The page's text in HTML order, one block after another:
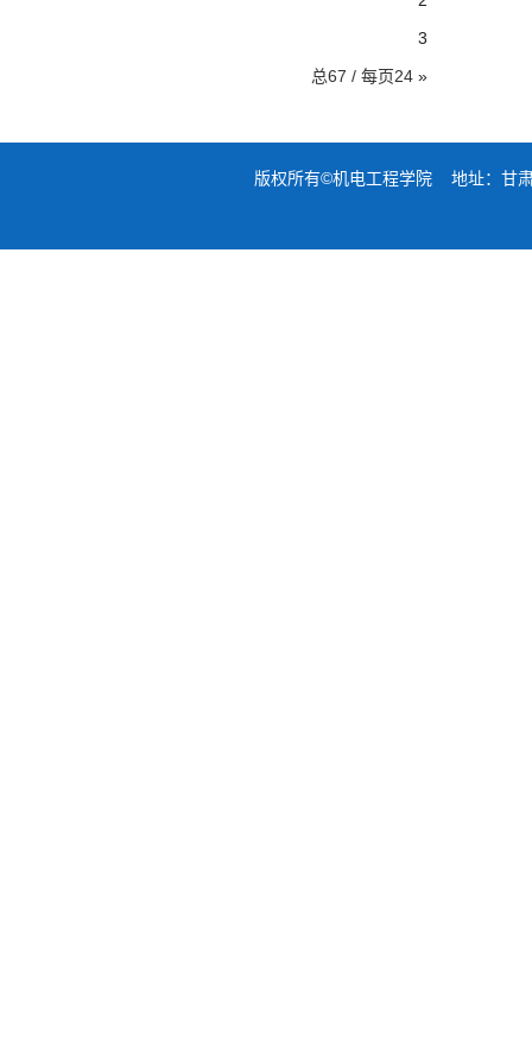
总67 / 每页24
3
»
版权所有©机电工程学院 地址：甘